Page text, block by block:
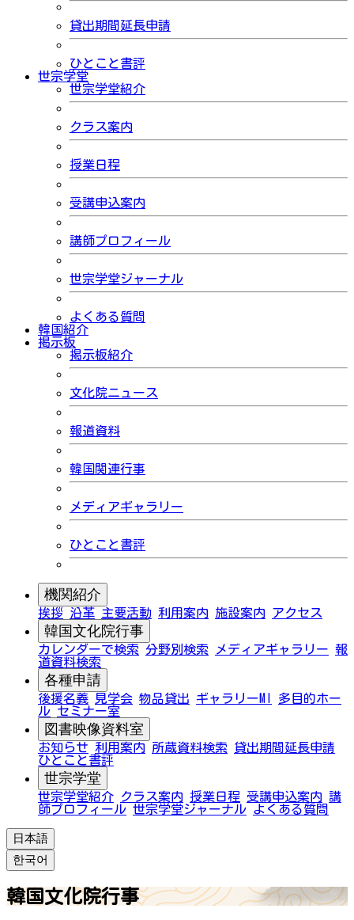
貸出期間延長申請
ひとこと書評
世宗学堂
世宗学堂紹介
クラス案内
授業日程
受講申込案内
講師プロフィール
世宗学堂ジャーナル
よくある質問
韓国紹介
掲示板
掲示板紹介
文化院ニュース
報道資料
韓国関連行事
メディアギャラリー
ひとこと書評
機関紹介
挨拶 沿革 主要活動 利用案内 施設案内 アクセス
韓国文化院行事
カレンダーで検索 分野別検索 メディアギャラリー 報
道資料検索
各種申請
後援名義 見学会 物品貸出 ギャラリーMI
多目的ホー
ル セミナー室
図書映像資料室
お知らせ 利用案内 所蔵資料検索
貸出期間延長申請
ひとこと書評
世宗学堂
世宗学堂紹介 クラス案内 授業日程 受講申込案内 講
師プロフィール 世宗学堂ジャーナル よくある質問
日本語
한국어
韓国文化院行事